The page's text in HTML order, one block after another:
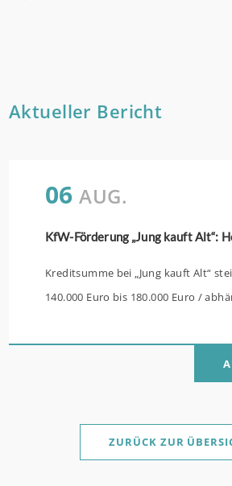
Aktueller Bericht
06 AUG.
Kreditsumme bei „Jung kauft Alt“
140.000 Euro bis 180.000 Euro /
verbilligt: Heutiger Zins bei 0,53
35 Jahren Laufzeit und 10 Jahren
Sanierung in Einzelmaßnahmen ab
ZURÜCK ZUR